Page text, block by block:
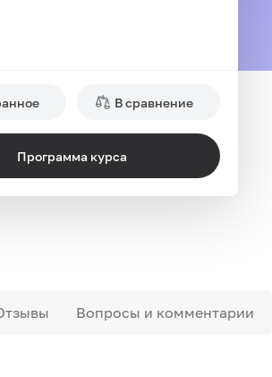
В сравнение
Программа курса
Вопросы и комментарии